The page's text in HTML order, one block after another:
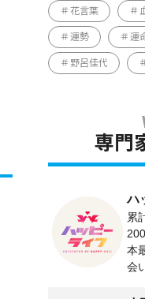
花言葉
運勢 運
野呂佳代
専門
ハ
累
本
会